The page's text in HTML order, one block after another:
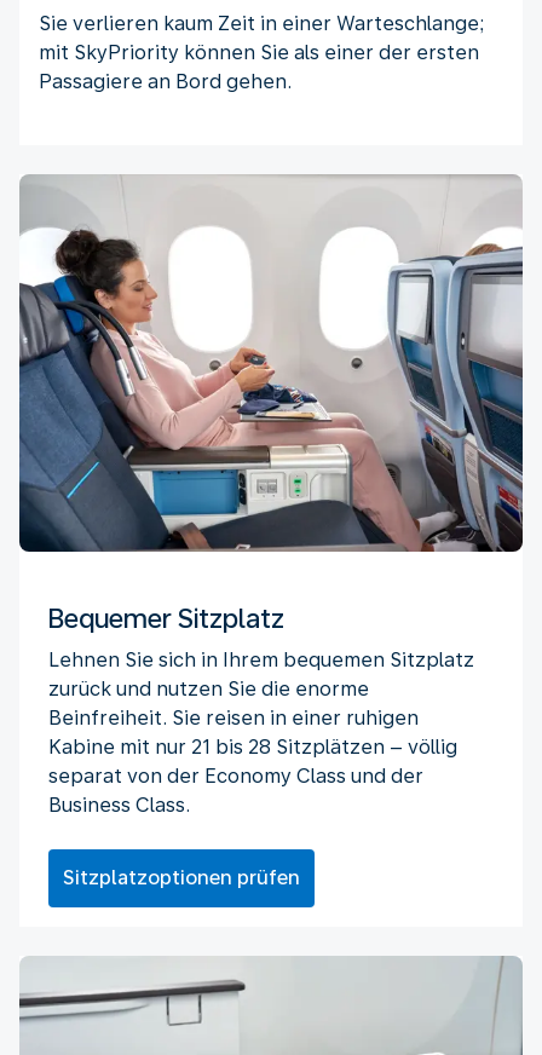
Sie verlieren kaum Zeit in einer Warteschlange;
mit SkyPriority können Sie als einer der ersten
Passagiere an Bord gehen.
Bequemer Sitzplatz
Lehnen Sie sich in Ihrem bequemen Sitzplatz
zurück und nutzen Sie die enorme
Beinfreiheit. Sie reisen in einer ruhigen
Kabine mit nur 21 bis 28 Sitzplätzen – völlig
separat von der Economy Class und der
Business Class.
Sitzplatzoptionen prüfen